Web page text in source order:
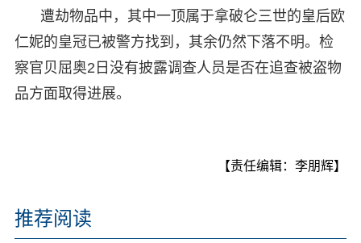
遭劫物品中，其中一顶属于拿破仑三世的皇后欧
仁妮的皇冠已被警方找到，其余仍然下落不明。检
察官贝屈奥2日没有披露调查人员是否在追查被盗物
品方面取得进展。
【责任编辑：李朋辉】
推荐阅读